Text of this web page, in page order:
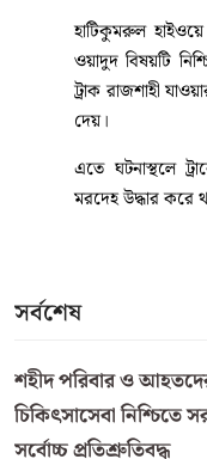
হাটিকুমরুল হাইওয়ে
ওয়াদুদ বিষয়টি
ট্রাক রাজশাহী
দেয়।
এতে ঘটনাস্থলে
মরদেহ উদ্ধার করে
সর্বশেষ
শহীদ পরিবার ও
চিকিৎসাসেবা নিশ্চিতে
সর্বোচ্চ প্রতিশ্রুতিবদ্ধ